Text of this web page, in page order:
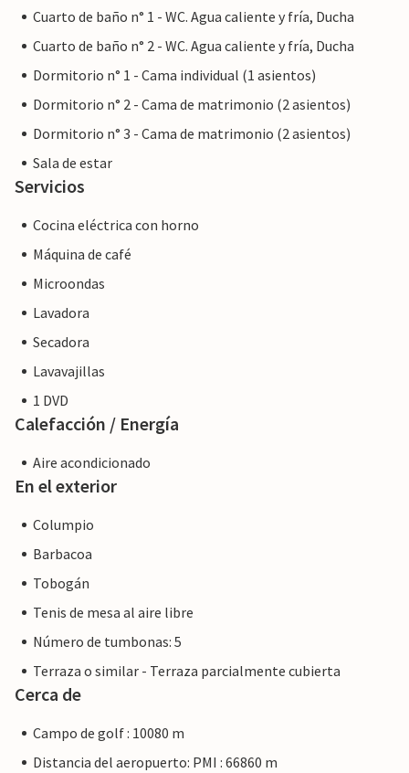
Cuarto de baño n° 1 - WC. Agua caliente y fría, Ducha
Cuarto de baño n° 2 - WC. Agua caliente y fría, Ducha
Dormitorio n° 1 - Cama individual (1 asientos)
Dormitorio n° 2 - Cama de matrimonio (2 asientos)
Dormitorio n° 3 - Cama de matrimonio (2 asientos)
Sala de estar
Servicios
Cocina eléctrica con horno
Máquina de café
Microondas
Lavadora
Secadora
Lavavajillas
1 DVD
Calefacción / Energía
Aire acondicionado
En el exterior
Columpio
Barbacoa
Tobogán
Tenis de mesa al aire libre
Número de tumbonas: 5
Terraza o similar - Terraza parcialmente cubierta
Cerca de
Campo de golf : 10080 m
Distancia del aeropuerto: PMI : 66860 m